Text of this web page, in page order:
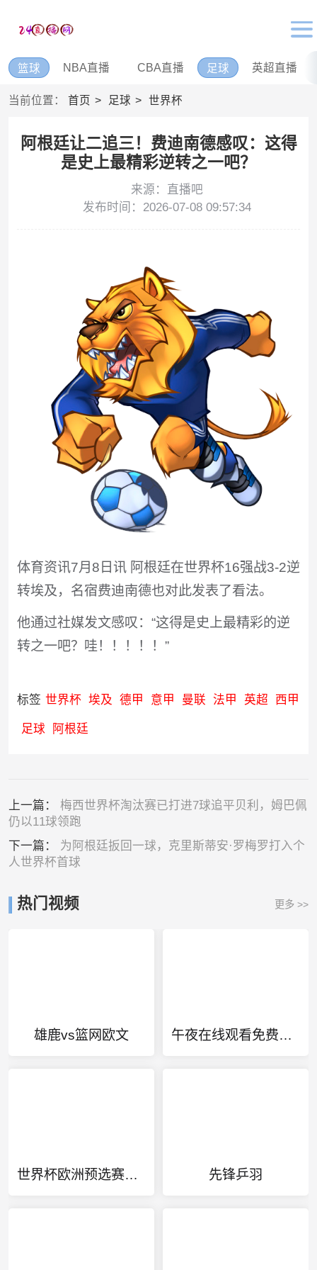
篮球 NBA直播 CBA直播 足球 英超直播
当前位置： 首页 足球 世界杯
阿根廷让二追三！费迪南德感叹：这得
是史上最精彩逆转之一吧？
来源：直播吧
发布时间：2026-07-08 09:57:34
体育资讯7月8日讯 阿根廷在世界杯16强战3-2逆
转埃及，名宿费迪南德也对此发表了看法。
他通过社媒发文感叹：“这得是史上最精彩的逆
转之一吧？哇！！！！！”
标签 世界杯 埃及 德甲 意甲 曼联 法甲 英超 西甲
足球 阿根廷
上一篇： 梅西世界杯淘汰赛已打进7球追平贝利，姆巴佩
仍以11球领跑
下一篇： 为阿根廷扳回一球，克里斯蒂安·罗梅罗打入个
人世界杯首球
热门视频 更多 >>
雄鹿vs篮网欧文 午夜在线观看免费完整直播网
世界杯欧洲预选赛积分榜第二 先锋乒羽